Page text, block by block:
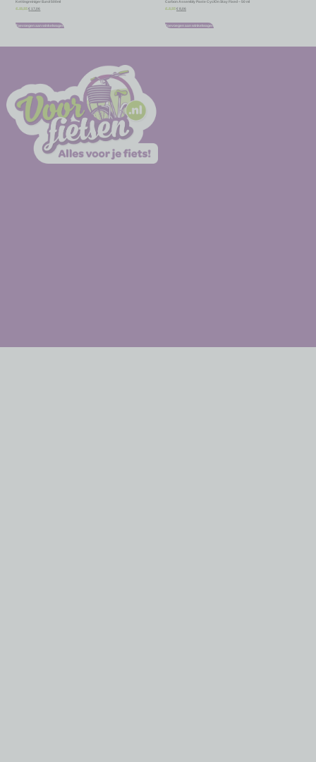
Kettingreiniger Eurol 500ml
€18,95 € 17,06
Toevoegen aan winkelwagen
Carbon Assembly Paste CyclOn Stay Fixed – 50 ml
€ 8,95 € 8,06
Toevoegen aan winkelwagen